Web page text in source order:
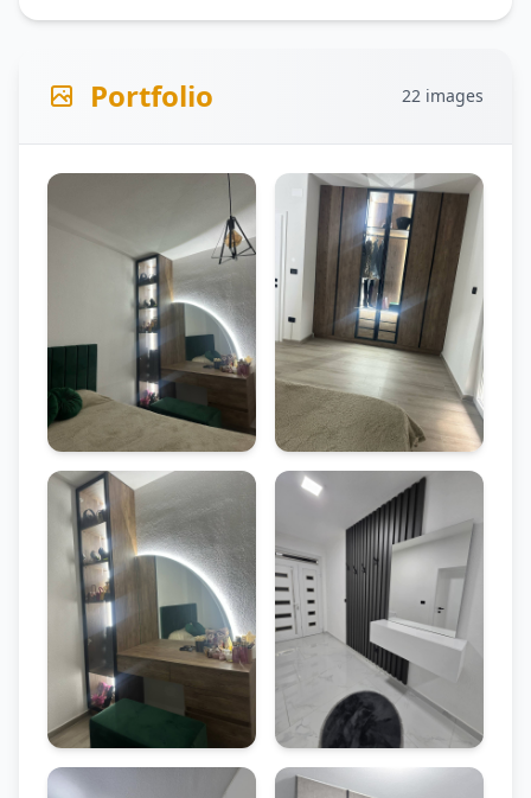
Portfolio 22 images